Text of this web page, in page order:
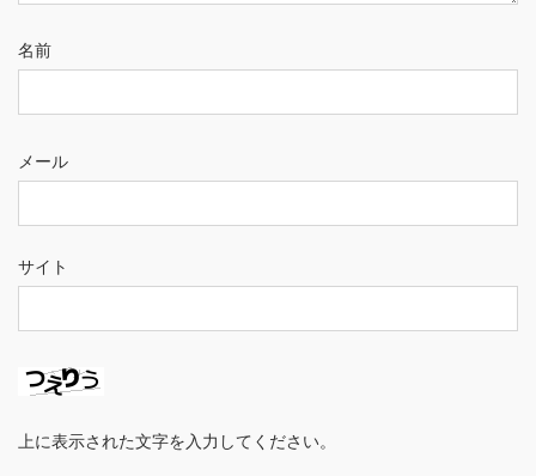
名前
メール
サイト
上に表示された文字を入力してください。